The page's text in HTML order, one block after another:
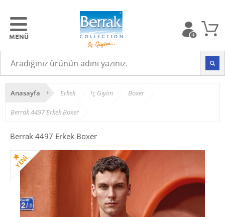
Anasayfa Erkek İç Giyim Boxer
Berrak 4497 Erkek Boxer
Berrak 4497 Erkek Boxer